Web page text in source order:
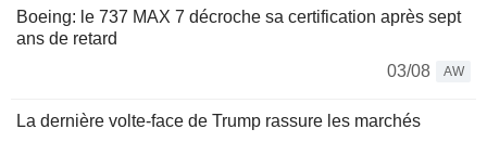
Boeing: le 737 MAX 7 décroche sa certification après sept
ans de retard
03/08
AW
La dernière volte-face de Trump rassure les marchés